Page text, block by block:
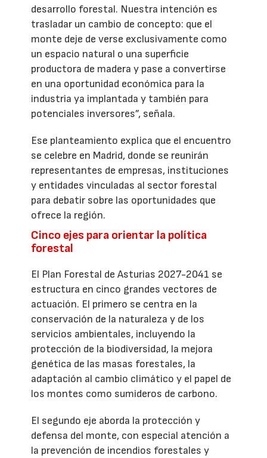
desarrollo forestal. Nuestra intención es
trasladar un cambio de concepto: que el
monte deje de verse exclusivamente como
un espacio natural o una superficie
productora de madera y pase a convertirse
en una oportunidad económica para la
industria ya implantada y también para
potenciales inversores”, señala.
Ese planteamiento explica que el encuentro
se celebre en Madrid, donde se reunirán
representantes de empresas, instituciones
y entidades vinculadas al sector forestal
para debatir sobre las oportunidades que
ofrece la región.
Cinco ejes para orientar la política
forestal
El Plan Forestal de Asturias 2027-2041 se
estructura en cinco grandes vectores de
actuación. El primero se centra en la
conservación de la naturaleza y de los
servicios ambientales, incluyendo la
protección de la biodiversidad, la mejora
genética de las masas forestales, la
adaptación al cambio climático y el papel de
los montes como sumideros de carbono.
El segundo eje aborda la protección y
defensa del monte, con especial atención a
la prevención de incendios forestales y